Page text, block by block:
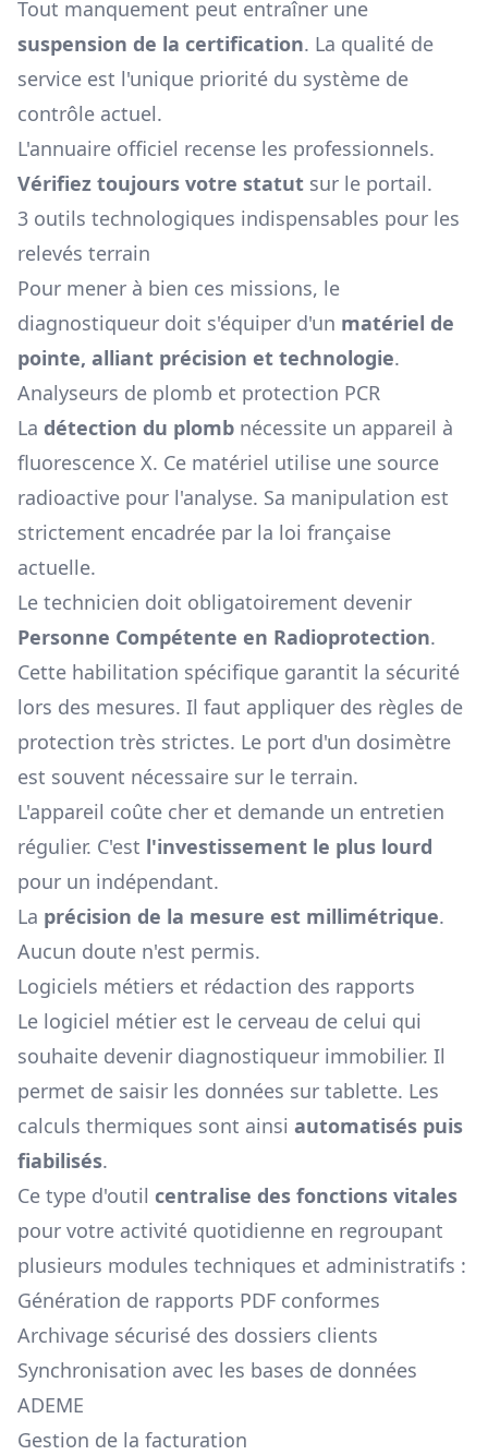
Tout manquement peut entraîner une
suspension de la certification. La qualité de
service est l'unique priorité du système de
contrôle actuel.
L'annuaire officiel recense les professionnels.
Vérifiez toujours votre statut sur le portail.
3 outils technologiques indispensables pour les
relevés terrain
Pour mener à bien ces missions, le
diagnostiqueur doit s'équiper d'un matériel de
pointe, alliant précision et technologie.
Analyseurs de plomb et protection PCR
La détection du plomb nécessite un appareil à
fluorescence X. Ce matériel utilise une source
radioactive pour l'analyse. Sa manipulation est
strictement encadrée par la loi française
actuelle.
Le technicien doit obligatoirement devenir
Personne Compétente en Radioprotection.
Cette habilitation spécifique garantit la sécurité
lors des mesures. Il faut appliquer des règles de
protection très strictes. Le port d'un dosimètre
est souvent nécessaire sur le terrain.
L'appareil coûte cher et demande un entretien
régulier. C'est l'investissement le plus lourd
pour un indépendant.
La précision de la mesure est millimétrique.
Aucun doute n'est permis.
Logiciels métiers et rédaction des rapports
Le logiciel métier est le cerveau de celui qui
souhaite devenir diagnostiqueur immobilier. Il
permet de saisir les données sur tablette. Les
calculs thermiques sont ainsi automatisés puis
fiabilisés.
Ce type d'outil centralise des fonctions vitales
pour votre activité quotidienne en regroupant
plusieurs modules techniques et administratifs :
Génération de rapports PDF conformes
Archivage sécurisé des dossiers clients
Synchronisation avec les bases de données
ADEME
Gestion de la facturation